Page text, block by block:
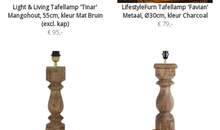
Light & Living Tafellamp 'Tinar'
Mangohout, 55cm, kleur Mat Bruin
(excl. kap)
€ 95,-
LifestyleFurn Tafellamp 'Favian'
Metaal, Ø30cm, kleur Charcoal
€ 79,-